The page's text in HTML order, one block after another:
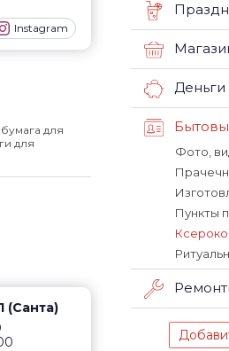
Instagram
для
для
(Санта)
Фото,
Пункты